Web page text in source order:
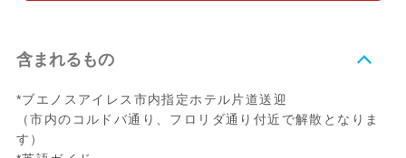
含まれるもの
*ブエノスアイレス市内指定ホテル片道送迎
（市内のコルドバ通り、フロリダ通り付近で解散となりま
す）